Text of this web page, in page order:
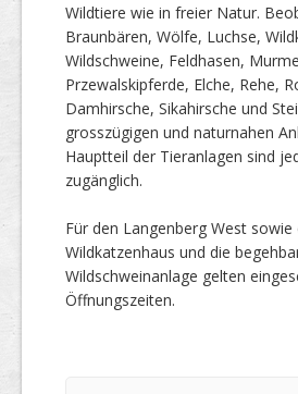
Wildtiere wie in freier Natur.
Braunbären, Wölfe, Luchse,
Wildschweine, Feldhasen,
Przewalskipferde, Elche, Rehe,
Damhirsche, Sikahirsche und
grosszügigen und naturnahen
Hauptteil der Tieranlagen sind
zugänglich.
Für den Langenberg West sowie
Wildkatzenhaus und die
Wildschweinanlage gelten
Öffnungszeiten.